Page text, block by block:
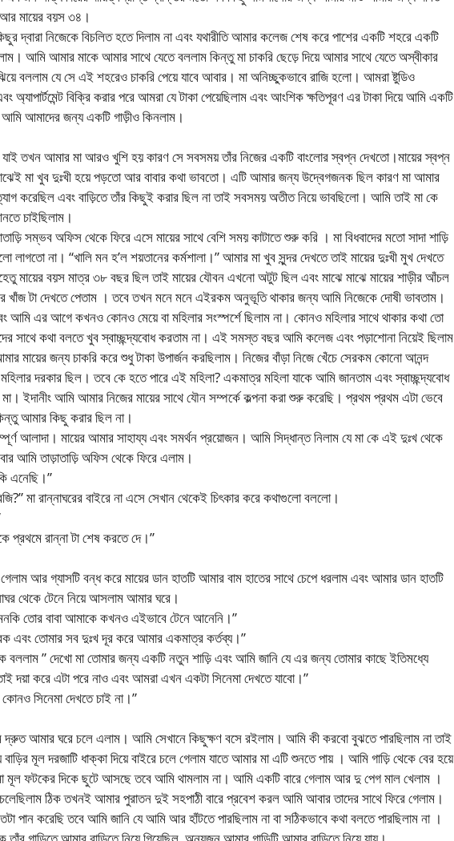
মায়ের বয়স ৩৪।
দ্বারা নিজেকে বিচলিত হতে দিলাম না এবং যথারীতি আমার কলেজ শেষ করে পাশের একটি শহরে একটি
আমি আমার মাকে আমার সাথে যেতে বললাম কিন্তু মা চাকরি ছেড়ে দিয়ে আমার সাথে যেতে অস্বীকার
বললাম যে সে এই শহরেও চাকরি পেয়ে যাবে আবার। মা অনিচ্ছুকভাবে রাজি হলো। আমরা ষ্টুডিও
অ্যাপার্টমেন্ট বিক্রি করার পরে আমরা যে টাকা পেয়েছিলাম এবং আংশিক ক্ষতিপূরণ এর টাকা দিয়ে আমি একটি
আমাদের জন্য একটি গাড়ীও কিনলাম।
তখন আমার মা আরও খুশি হয় কারণ সে সবসময় তাঁর নিজের একটি বাংলোর স্বপ্ন দেখতো।মায়ের স্বপ্ন
মা খুব দুঃখী হয়ে পড়তো আর বাবার কথা ভাবতো। এটি আমার জন্য উদ্বেগজনক ছিল কারণ মা আমার
করেছিল এবং বাড়িতে তাঁর কিছুই করার ছিল না তাই সবসময় অতীত নিয়ে ভাবছিলো। আমি তাই মা কে
চাইছিলাম।
সম্ভব অফিস থেকে ফিরে এসে মায়ের সাথে বেশি সময় কাটাতে শুরু করি । মা বিধবাদের মতো সাদা শাড়ি
না। “খালি মন হ’ল শয়তানের কর্মশালা।” আমার মা খুব সুন্দর দেখতে তাই মায়ের দুঃখী মুখ দেখতে
মায়ের বয়স মাত্র ৩৮ বছর ছিল তাই মায়ের যৌবন এখনো অটুট ছিল এবং মাঝে মাঝে মায়ের শাড়ীর আঁচল
খাঁজ টা দেখতে পেতাম । তবে তখন মনে মনে এইরকম অনুভূতি থাকার জন্য আমি নিজেকে দোষী ভাবতাম।
এর আগে কখনও কোনও মেয়ে বা মহিলার সংস্পর্শে ছিলাম না। কোনও মহিলার সাথে থাকার কথা তো
সাথে কথা বলতে খুব স্বাচ্ছন্দ্যবোধ করতাম না। এই সমস্ত বছর আমি কলেজ এবং পড়াশোনা নিয়েই ছিলাম
জন্য চাকরি করে শুধু টাকা উপার্জন করছিলাম। নিজের বাঁড়া নিজে খেঁচে সেরকম কোনো আনন্দ
দরকার ছিল। তবে কে হতে পারে এই মহিলা? একমাত্র মহিলা যাকে আমি জানতাম এবং স্বাচ্ছন্দ্যবোধ
ইদানীং আমি আমার নিজের মায়ের সাথে যৌন সম্পর্কে কল্পনা করা শুরু করেছি। প্রথম প্রথম এটা ভেবে
আমার কিছু করার ছিল না।
আলাদা। মায়ের আমার সাহায্য এবং সমর্থন প্রয়োজন। আমি সিদ্ধান্ত নিলাম যে মা কে এই দুঃখ থেকে
আমি তাড়াতাড়ি অফিস থেকে ফিরে এলাম।
এনেছি।”
মা রান্নাঘরের বাইরে না এসে সেখান থেকেই চিৎকার করে কথাগুলো বললো।
প্রথমে রান্না টা শেষ করতে দে।”
আর গ্যাসটি বন্ধ করে মায়ের ডান হাতটি আমার বাম হাতের সাথে চেপে ধরলাম এবং আমার ডান হাতটি
থেকে টেনে নিয়ে আসলাম আমার ঘরে।
তোর বাবা আমাকে কখনও এইভাবে টেনে আনেনি।”
এবং তোমার সব দুঃখ দূর করে আমার একমাত্র কর্তব্য।”
বললাম ” দেখো মা তোমার জন্য একটি নতুন শাড়ি এবং আমি জানি যে এর জন্য তোমার কাছে ইতিমধ্যে
দয়া করে এটা পরে নাও এবং আমরা এখন একটা সিনেমা দেখতে যাবো।”
সিনেমা দেখতে চাই না।”
আমার ঘরে চলে এলাম। আমি সেখানে কিছুক্ষণ বসে রইলাম। আমি কী করবো বুঝতে পারছিলাম না তাই
বাড়ির মূল দরজাটি ধাক্কা দিয়ে বাইরে চলে গেলাম যাতে আমার মা এটি শুনতে পায় । আমি গাড়ি থেকে বের হয়ে
মূল ফটকের দিকে ছুটে আসছে তবে আমি থামলাম না। আমি একটি বারে গেলাম আর দু পেগ মাল খেলাম ।
ঠিক তখনই আমার পুরাতন দুই সহপাঠী বারে প্রবেশ করল আমি আবার তাদের সাথে ফিরে গেলাম।
পান করেছি তবে আমি জানি যে আমি আর হাঁটতে পারছিলাম না বা সঠিকভাবে কথা বলতে পারছিলাম না ।